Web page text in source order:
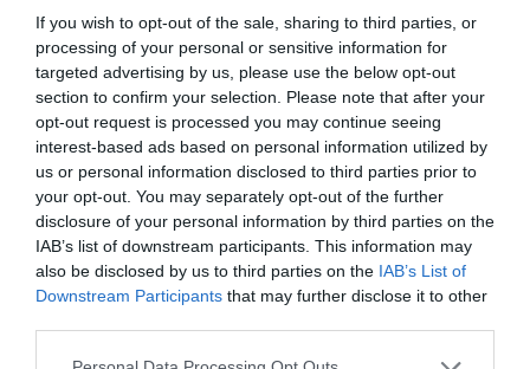
If you wish to opt-out of the sale, sharing to third parties, or
processing of your personal or sensitive information for
targeted advertising by us, please use the below opt-out
section to confirm your selection. Please note that after your
opt-out request is processed you may continue seeing
interest-based ads based on personal information utilized by
us or personal information disclosed to third parties prior to
your opt-out. You may separately opt-out of the further
disclosure of your personal information by third parties on the
IAB’s list of downstream participants. This information may
also be disclosed by us to third parties on the IAB’s List of
Downstream Participants that may further disclose it to other